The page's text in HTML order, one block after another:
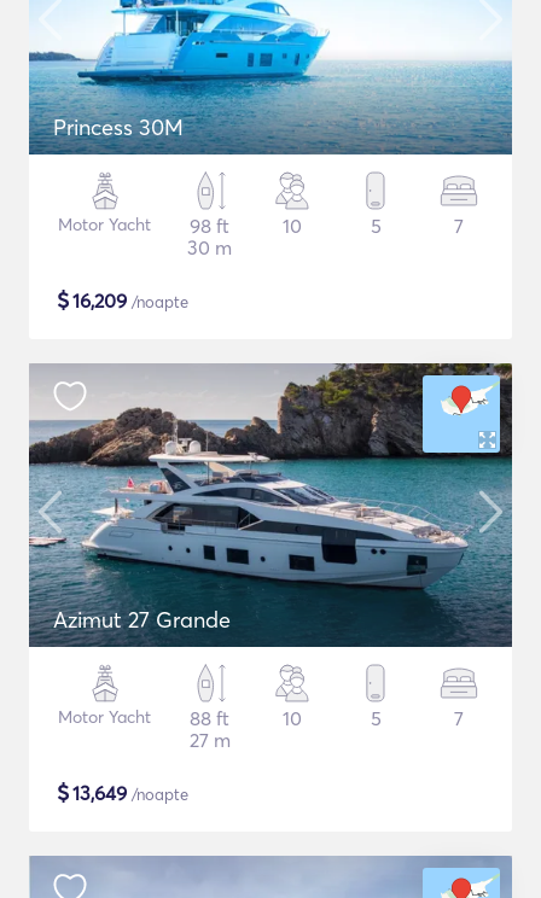
Princess 30M
Motor Yacht
98 ft
30 m
10 5 7
$16,209 /noapte
Azimut 27 Grande
Motor Yacht
88 ft
27 m
10 5 7
$13,649 /noapte